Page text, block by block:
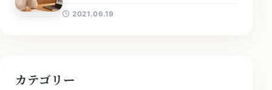
2021.06.19
カテゴリー